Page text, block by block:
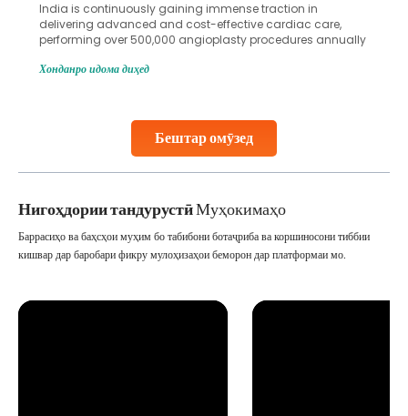
Бештар омӯзед
annually
and
Human sperm collection and processing are critical
in advanced reproductive techniques like In Vitro
Fertilization (IVF) and intrauterine insemination (IUI).
challenges and help couples achieve their dream of
collected, they process the
Continue Reading
Хонданро идома диҳед
Нигоҳдории тандурустӣМуҳокимаҳо
Баррасиҳо ва баҳсҳои муҳим бо табибони ботаҷриба ва коршиносони тиббии
кишвар дар баробари фикру мулоҳизаҳои беморон дар платформаи мо.